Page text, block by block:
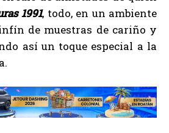
1991, todo, en un ambiente
de muestras de cariño y
así un toque especial a la